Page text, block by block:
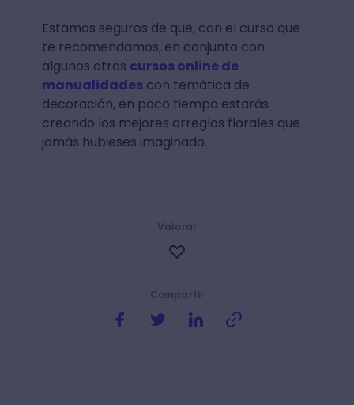
Estamos seguros de que, con el curso que
te recomendamos, en conjunto con
algunos otros cursos online de
manualidadescon temática de
decoración, en poco tiempo estarás
creando los mejores arreglos florales que
jamás hubieses imaginado.
Compartir
Valorar